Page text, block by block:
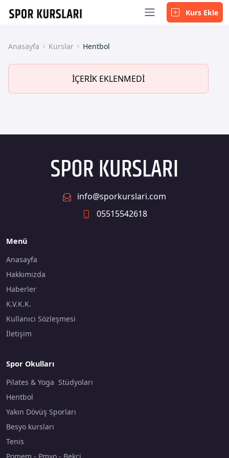
Kurs Ekle
Anasayfa Kurslar Hentbol
İÇERİK EKLENMEDİ
info@sporkurslari.com
05515542618
Menü
Anasayfa
Hakkımızda
Haberler
K.V.K.K.
Kullanıcı Sözleşmesi
İletişim
Spor Okulları
Pilates & Yoga Stüdyoları
Hentbol
Yakın Dövüş Sporları
Besyo kursları
Tenis